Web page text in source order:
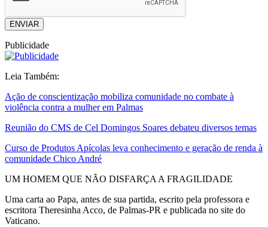
ENVIAR
Publicidade
Leia Também:
Ação de conscientização mobiliza comunidade no combate à
violência contra a mulher em Palmas
Reunião do CMS de Cel Domingos Soares debateu diversos temas
Curso de Produtos Apícolas leva conhecimento e geração de renda à
comunidade Chico André
UM HOMEM QUE NÃO DISFARÇA A FRAGILIDADE
Uma carta ao Papa, antes de sua partida, escrito pela professora e
escritora Theresinha Acco, de Palmas-PR e publicada no site do
Vaticano.